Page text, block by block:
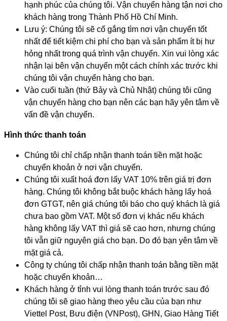
hạnh phúc của chúng tôi. Vận chuyển hàng tận nơi cho
khách hàng trong Thành Phố Hồ Chí Minh.
Lưu ý: Chúng tôi sẽ cố gắng tìm nơi vận chuyển tốt
nhất để tiết kiệm chi phí cho bạn và sản phẩm ít bị hư
hỏng nhất trong quá trình vận chuyển. Xin vui lòng xác
nhận lại bên vận chuyển một cách chính xác trước khi
chúng tôi vận chuyển hàng cho bạn.
Vào cuối tuần (thứ Bảy và Chủ Nhật) chúng tôi cũng
vận chuyển hàng cho bạn nên các bạn hãy yên tâm về
vấn đề vận chuyển.
Hình thức thanh toán
Chúng tôi chỉ chấp nhận thanh toán tiền mặt hoặc
chuyển khoản ở nơi vận chuyển.
Chúng tôi xuất hoá đơn lấy VAT 10% trên giá trị đơn
hàng. Chúng tôi không bắt buộc khách hàng lấy hoá
đơn GTGT, nên giá chúng tôi báo cho quý khách là giá
chưa bao gồm VAT. Một số đơn vị khác nếu khách
hàng không lấy VAT thì giá sẽ cao hơn, nhưng chúng
tôi vẫn giữ nguyên giá cho bạn. Do đó bạn yên tâm về
mặt giá cả.
Công ty chúng tôi chấp nhận thanh toán bằng tiền mặt
hoặc chuyển khoản…
Khách hàng ở tỉnh vui lòng thanh toán trước sau đó
chúng tôi sẽ giao hàng theo yêu cầu của bạn như
Viettel Post, Bưu điện (VNPost), GHN, Giao Hàng Tiết